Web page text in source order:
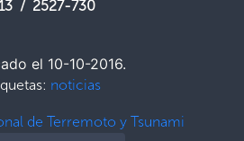
/ 2527-730
el 10-10-2016.
noticias
de Terremoto y Tsunami